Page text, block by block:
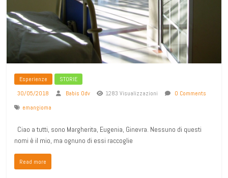
Esperienze
STORIE
30/05/2018
Babis Odv 1283 Visualizzazioni
0 Comments
emangioma
Ciao a tutti, sono Margherita, Eugenia, Ginevra. Nessuno di questi
nomi è il mio, ma ognuno di essi raccoglie
Read more